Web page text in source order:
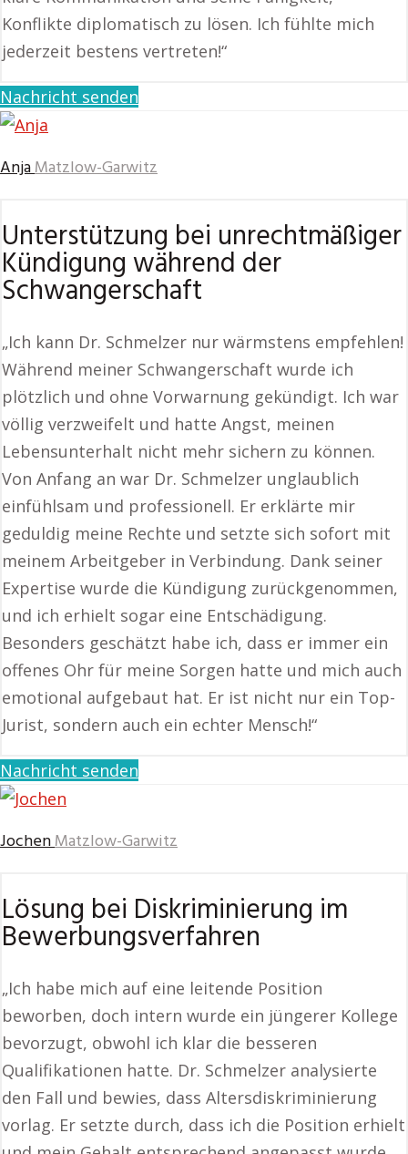
Konflikte diplomatisch zu lösen. Ich fühlte mich
jederzeit bestens vertreten!“
Nachricht senden
AnjaMatzlow-Garwitz
Unterstützung bei unrechtmäßiger
Kündigung während der
Schwangerschaft
„Ich kann Dr. Schmelzer nur wärmstens empfehlen!
Während meiner Schwangerschaft wurde ich
plötzlich und ohne Vorwarnung gekündigt. Ich war
völlig verzweifelt und hatte Angst, meinen
Lebensunterhalt nicht mehr sichern zu können.
Von Anfang an war Dr. Schmelzer unglaublich
einfühlsam und professionell. Er erklärte mir
geduldig meine Rechte und setzte sich sofort mit
meinem Arbeitgeber in Verbindung. Dank seiner
Expertise wurde die Kündigung zurückgenommen,
und ich erhielt sogar eine Entschädigung.
Besonders geschätzt habe ich, dass er immer ein
offenes Ohr für meine Sorgen hatte und mich auch
emotional aufgebaut hat. Er ist nicht nur ein Top-
Jurist, sondern auch ein echter Mensch!“
Nachricht senden
JochenMatzlow-Garwitz
Lösung bei Diskriminierung im
Bewerbungsverfahren
„Ich habe mich auf eine leitende Position
beworben, doch intern wurde ein jüngerer Kollege
bevorzugt, obwohl ich klar die besseren
Qualifikationen hatte. Dr. Schmelzer analysierte
den Fall und bewies, dass Altersdiskriminierung
vorlag. Er setzte durch, dass ich die Position erhielt